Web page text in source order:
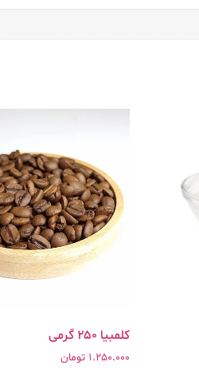
کلمبیا ۲۵۰ گرمی
1.250.000 تومان